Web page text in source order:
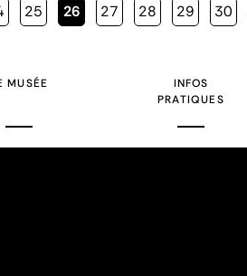
Page
25
Page
26 Page
27 Page
28 Page
29 Page
30
MUSÉE
INFOS
PRATIQUES